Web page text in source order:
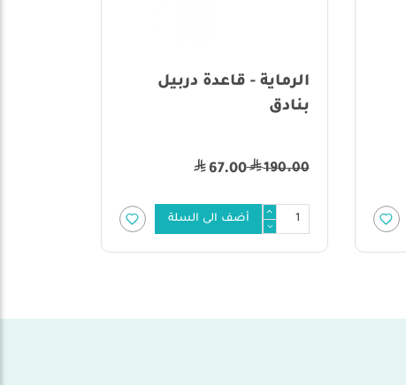
الرماية - قاعدة دربيل
بنادق
190.00
67.00
أضف الى السلة